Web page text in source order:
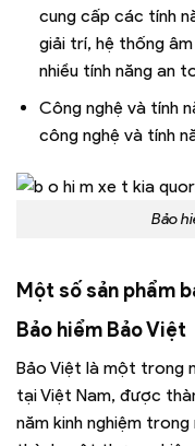
cung cấp các tính
giải trí, hệ thống
nhiều tính năng an
Công nghệ và tính
công nghệ và tính
Bảo
Một số sản phẩm
Bảo hiểm Bảo Việt
Bảo Việt là một trong
tại Việt Nam, được
năm kinh nghiệm